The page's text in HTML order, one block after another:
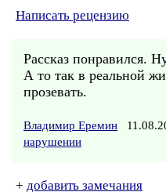
Написать рецензию
Рассказ понравился.
А то так в реальной
прозевать.
Владимир Еремин
нарушении
+ добавить замечания